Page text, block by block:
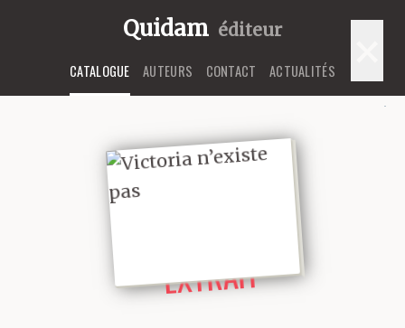
Quidam éditeur
CATALOGUE AUTEURS CONTACT ACTUALITÉS
EXTRAIT